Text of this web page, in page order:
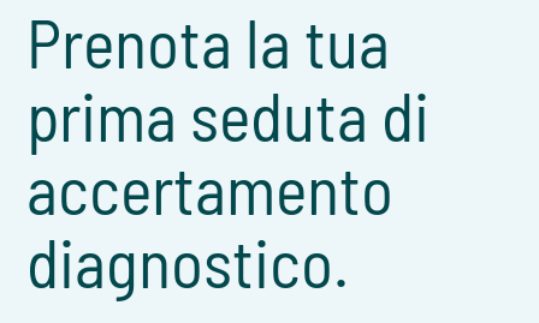
Prenota la tua
prima seduta di
accertamento
diagnostico.